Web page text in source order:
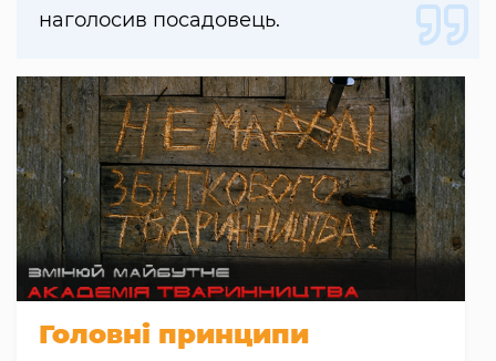
наголосив посадовець.
Головні принципи